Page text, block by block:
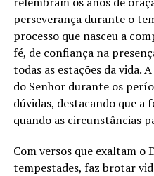
perseverança durante o
processo que nasceu a
fé, de confiança na
todas as estações da vida.
do Senhor durante os
dúvidas, destacando que
quando as circunstâncias
Com versos que exaltam o
tempestades, faz brotar